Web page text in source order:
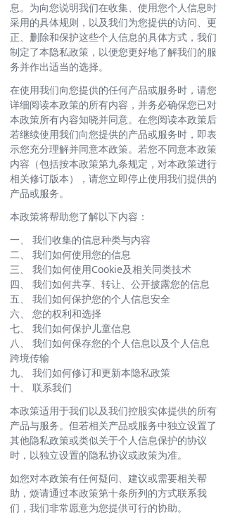
息。为向您说明我们在收集、使用您个人信息时
采用的具体规则，以及我们为您提供的访问、更
正、删除和保护这些个人信息的具体方式，我们
制定了本隐私政策，以便您更好地了解我们的服
务并作出适当的选择。
在使用我们向您提供的任何产品或服务时，请您
详细阅读本政策的所有内容，并务必确保您已对
本政策所有内容知晓并同意。在您阅读本政策后
若继续使用我们向您提供的产品或服务时，即表
示您充分理解并同意本政策。若您不同意本政策
内容（包括按本政策第九条规定，对本政策进行
相关修订版本），请您立即停止使用我们提供的
产品或服务。
本政策将帮助您了解以下内容：
一、 我们收集的信息种类与内容
二、 我们如何使用您的信息
三、 我们如何使用Cookie及相关同类技术
四、 我们如何共享、转让、公开披露您的信息
五、 我们如何保护您的个人信息安全
六、 您的权利和选择
七、 我们如何保护儿童信息
八、 我们如何保存您的个人信息以及个人信息
跨境传输
九、 我们如何修订和更新本隐私政策
十、 联系我们
本政策适用于我们以及我们控股实体提供的所有
产品与服务。但若相关产品或服务中独立设置了
其他隐私政策或类似关于个人信息保护的协议
时，以独立设置的隐私协议或政策为准。
如您对本政策有任何疑问、建议或需要相关帮
助，烦请通过本政策第十条所列的方式联系我
们，我们非常愿意为您提供可行的协助。